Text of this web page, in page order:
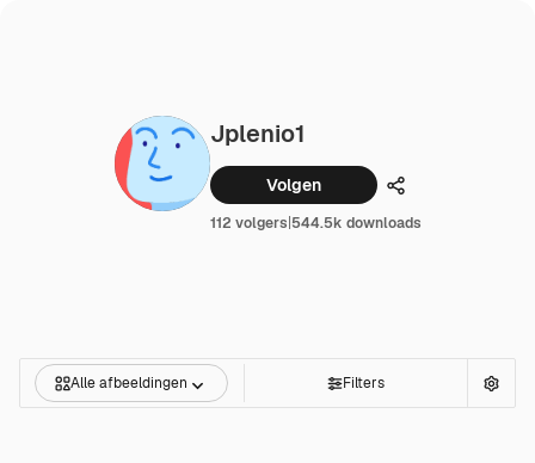
Jplenio1
Volgen Delen
112 volgers|544.5k downloads
Alle afbeeldingen Filters